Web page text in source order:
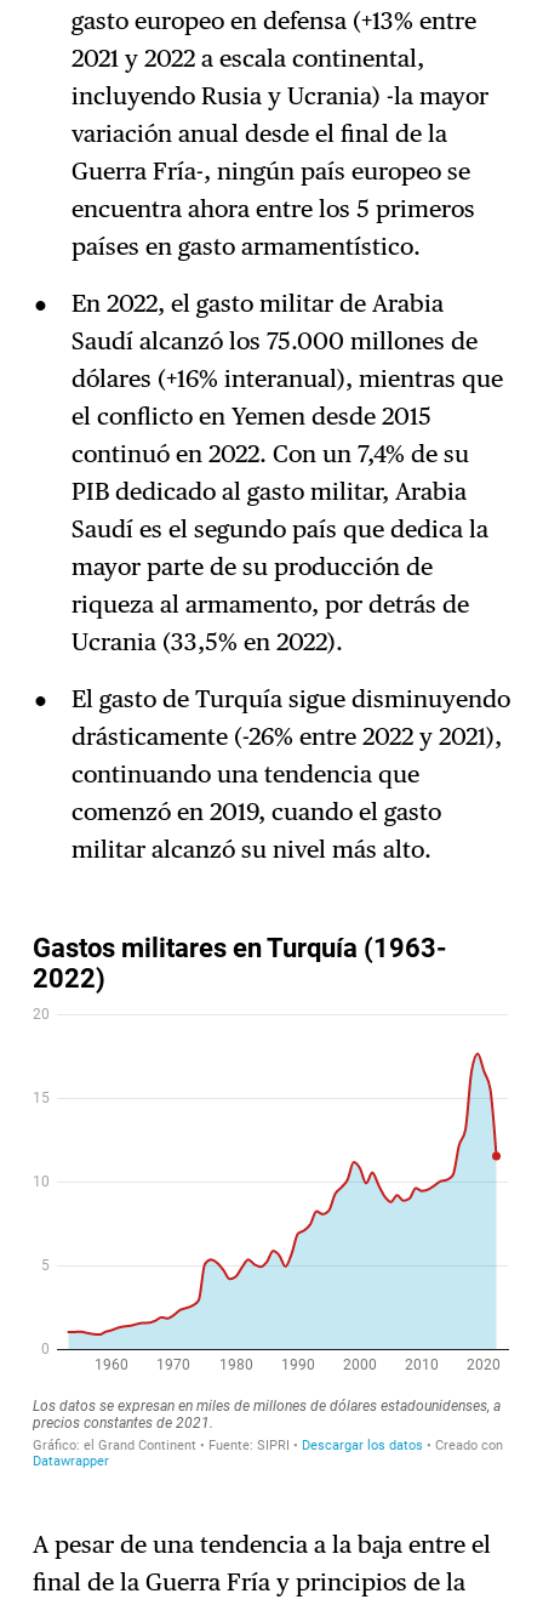
gasto europeo en defensa (+13% entre
2021 y 2022 a escala continental,
incluyendo Rusia y Ucrania) -la mayor
variación anual desde el final de la
Guerra Fría-, ningún país europeo se
encuentra ahora entre los 5 primeros
países en gasto armamentístico.
En 2022, el gasto militar de Arabia
Saudí alcanzó los 75.000 millones de
dólares (+16% interanual), mientras que
el conflicto en Yemen desde 2015
continuó en 2022. Con un 7,4% de su
PIB dedicado al gasto militar, Arabia
Saudí es el segundo país que dedica la
mayor parte de su producción de
riqueza al armamento, por detrás de
Ucrania (33,5% en 2022).
El gasto de Turquía sigue disminuyendo
drásticamente (-26% entre 2022 y 2021),
continuando una tendencia que
comenzó en 2019, cuando el gasto
militar alcanzó su nivel más alto.
A pesar de una tendencia a la baja entre el
final de la Guerra Fría y principios de la